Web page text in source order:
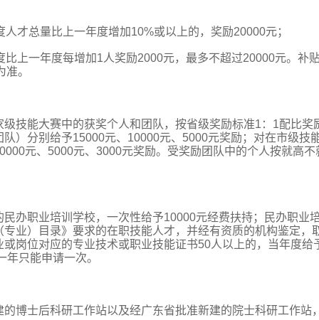
才总量比上一年度增加10%或以上的，奖励20000元；
上一年度每增加1人奖励2000元，最多不超过20000元。补
。
技能大赛中的获奖个人和团队，按省级奖励标准1：1配比奖
）分别给予15000元、10000元、5000元奖励；对在市级技
元、5000元、3000元奖励。受奖励团队中的个人按就高不
办职业培训学校，一次性给予10000元经费扶持；民办职业
业）目录》要求的在职技能人才，并经有资质的机构鉴定，
岗位对应的专业技术或职业技能证书50人以上的，当年度给
只能申请一次。
博士后科研工作站以及经广东省批准新建的院士科研工作站